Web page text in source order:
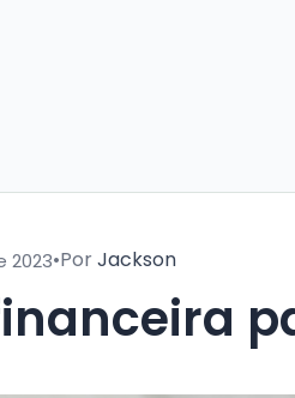
2023•PorJackson